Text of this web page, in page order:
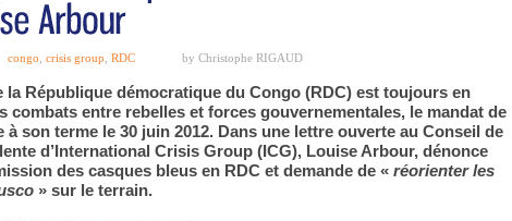
congo crisis group RDC by Christophe RIGAUD
la République démocratique du Congo (RDC) est toujours en
combats entre rebelles et forces gouvernementales, le mandat de
à son terme le 30 juin 2012. Dans une lettre ouverte au Conseil de
d’International Crisis Group (ICG), Louise Arbour, dénonce
des casques bleus en RDC et demande de « réorienter les
» sur le terrain.